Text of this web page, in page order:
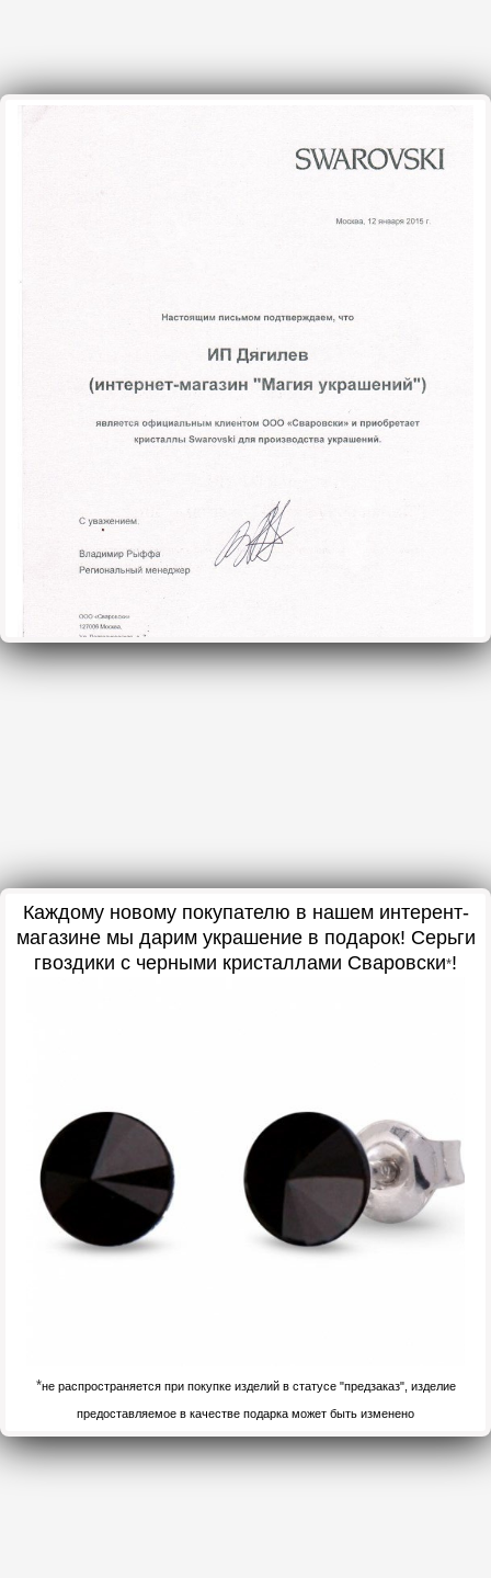
Каждому новому покупателю в нашем интерент-
магазине мы дарим украшение в подарок! Серьги
гвоздики с черными кристаллами Сваровски*!
*не распространяется при покупке изделий в статусе "предзаказ", изделие
предоставляемое в качестве подарка может быть изменено